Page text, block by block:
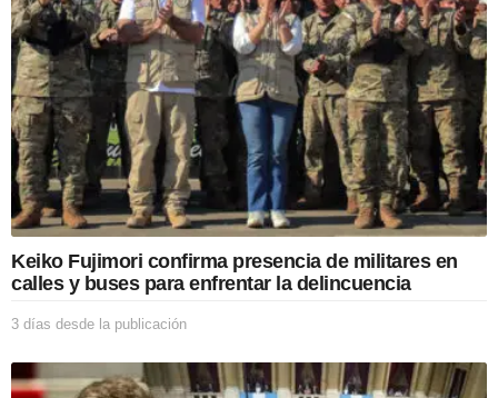
d
p
u
b
l
i
c
a
i
ó
Keiko Fujimori confirma presencia de militares en
calles y buses para enfrentar la delincuencia
3 días desde la publicación
í
a